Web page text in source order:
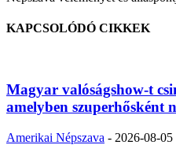
KAPCSOLÓDÓ CIKKEK
Magyar valóságshow-t
amelyben szuperhősként
Amerikai Népszava - 2026-08-05